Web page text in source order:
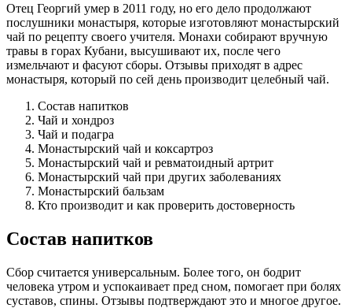
Отец Георгий умер в 2011 году, но его дело продолжают
послушники монастыря, которые изготовляют монастырский
чай по рецепту своего учителя. Монахи собирают вручную
травы в горах Кубани, высушивают их, после чего
измельчают и фасуют сборы. Отзывы приходят в адрес
монастыря, который по сей день производит целебный чай.
Состав напитков
Чай и хондроз
Чай и подагра
Монастырский чай и коксартроз
Монастырский чай и ревматоидный артрит
Монастырский чай при других заболеваниях
Монастырский бальзам
Кто производит и как проверить достоверность
Состав напитков
Сбор считается универсальным. Более того, он бодрит
человека утром и успокаивает пред сном, помогает при болях
суставов, спины. Отзывы подтверждают это и многое другое.